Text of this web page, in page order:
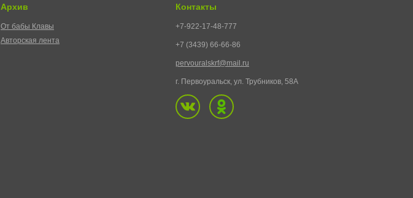
Архив
От бабы Клавы
Авторская лента
Контакты
+7-922-17-48-777
+7 (3439) 66-66-86
pervouralskrf@mail.ru
г. Первоуральск, ул. Трубников, 58А